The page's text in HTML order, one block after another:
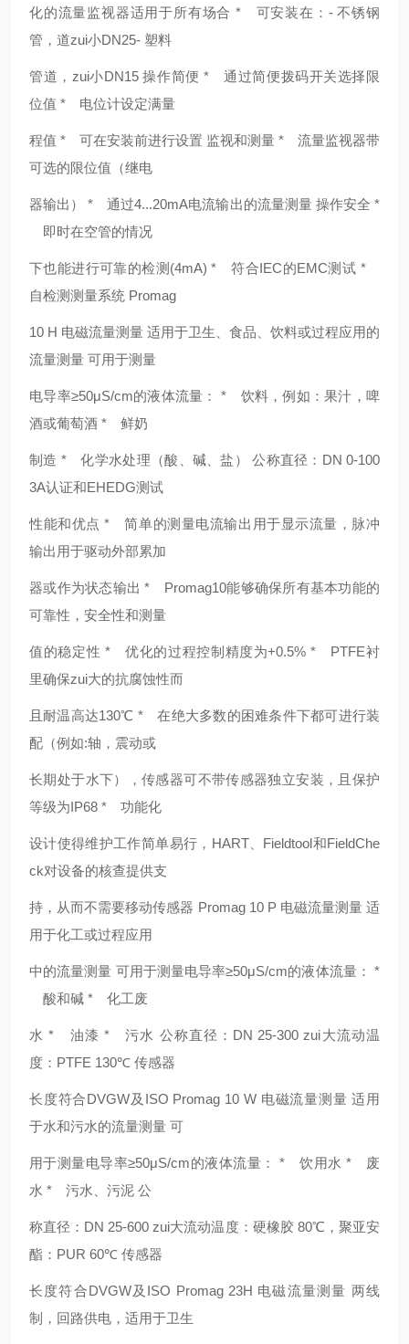
化的流量监视器适用于所有场合 * 可安装在：- 不锈钢
管，道zui小DN25- 塑料
管道，zui小DN15 操作简便 * 通过简便拨码开关选择限
位值 * 电位计设定满量
程值 * 可在安装前进行设置 监视和测量 * 流量监视器带
可选的限位值（继电
器输出） * 通过4...20mA电流输出的流量测量 操作安全 *
即时在空管的情况
下也能进行可靠的检测(4mA) * 符合IEC的EMC测试 *
自检测测量系统 Promag
10 H 电磁流量测量 适用于卫生、食品、饮料或过程应用的
流量测量 可用于测量
电导率≥50μS/cm的液体流量： * 饮料，例如：果汁，啤
酒或葡萄酒 * 鲜奶
制造 * 化学水处理（酸、碱、盐） 公称直径：DN 0-100
3A认证和EHEDG测试
性能和优点 * 简单的测量电流输出用于显示流量，脉冲
输出用于驱动外部累加
器或作为状态输出 * Promag10能够确保所有基本功能的
可靠性，安全性和测量
值的稳定性 * 优化的过程控制精度为+0.5% * PTFE衬
里确保zui大的抗腐蚀性而
且耐温高达130℃ * 在绝大多数的困难条件下都可进行装
配（例如:轴，震动或
长期处于水下），传感器可不带传感器独立安装，且保护
等级为IP68 * 功能化
设计使得维护工作简单易行，HART、Fieldtool和FieldChe
ck对设备的核查提供支
持，从而不需要移动传感器 Promag 10 P 电磁流量测量 适
用于化工或过程应用
中的流量测量 可用于测量电导率≥50μS/cm的液体流量： *
酸和碱 * 化工废
水 * 油漆 * 污水 公称直径：DN 25-300 zui大流动温
度：PTFE 130℃ 传感器
长度符合DVGW及ISO Promag 10 W 电磁流量测量 适用
于水和污水的流量测量 可
用于测量电导率≥50μS/cm的液体流量： * 饮用水 * 废
水 * 污水、污泥 公
称直径：DN 25-600 zui大流动温度：硬橡胶 80℃，聚亚安
酯：PUR 60℃ 传感器
长度符合DVGW及ISO Promag 23H 电磁流量测量 两线
制，回路供电，适用于卫生